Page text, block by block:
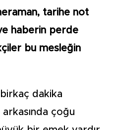
tarihe not
haberin perde
bu mesleğin
dakika
çoğu